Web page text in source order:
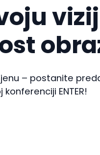
– postanite
ENTER!